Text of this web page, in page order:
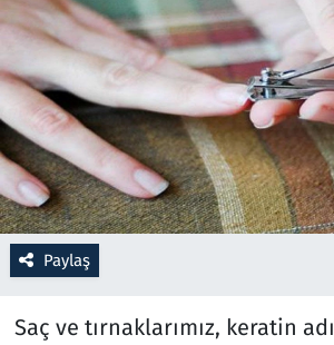
Paylaş
Saç ve tırnaklarımız, keratin
Rüya Tabirleri
Sağlık
Savunma Sanayi
Seçim 2023
Spor
Teknoloji ve Bilim